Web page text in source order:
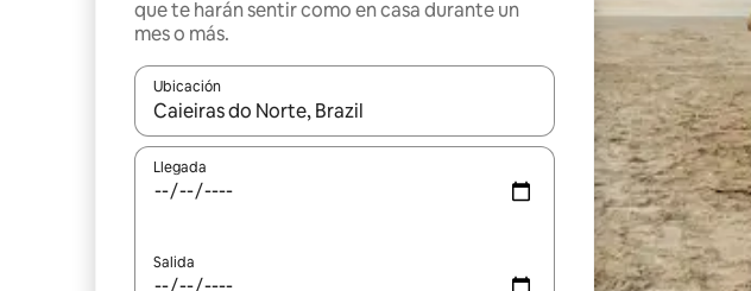
que te harán sentir como en casa durante un
mes o más.
Ubicación
Cuando los resultados estén disponibles, podrás navegar usando las teclas
Llegada
Salida